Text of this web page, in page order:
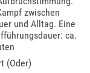
zwischen
und Alltag. Eine
ca.
(Oder)